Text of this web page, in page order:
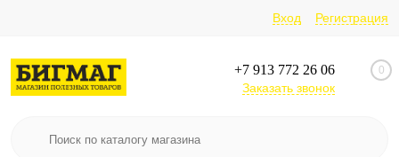
Вход Регистрация
+7 913 772 26 06
Заказать звонок
0